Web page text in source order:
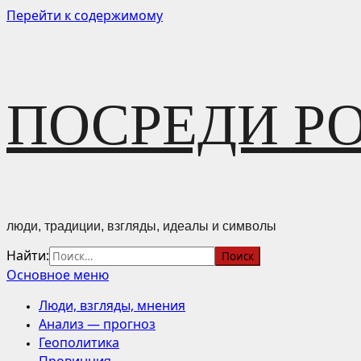
Перейти к содержимому
ПОСРЕДИ
люди, традиции, взгляды, идеалы и символы
Найти:
Основное меню
Люди, взгляды, мнения
Анализ — прогноз
Геополитика